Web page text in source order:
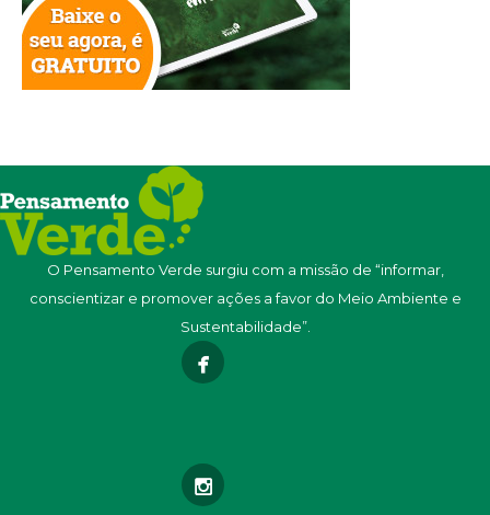
O Pensamento Verde surgiu com a missão de “informar,
conscientizar e promover ações a favor do Meio Ambiente e
Sustentabilidade”.